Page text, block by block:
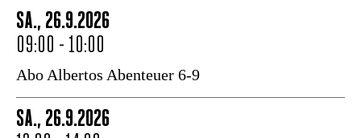
SA., 26.9.2026
09:00 - 10:00
Abo Albertos Abenteuer 6-9
SA., 26.9.2026